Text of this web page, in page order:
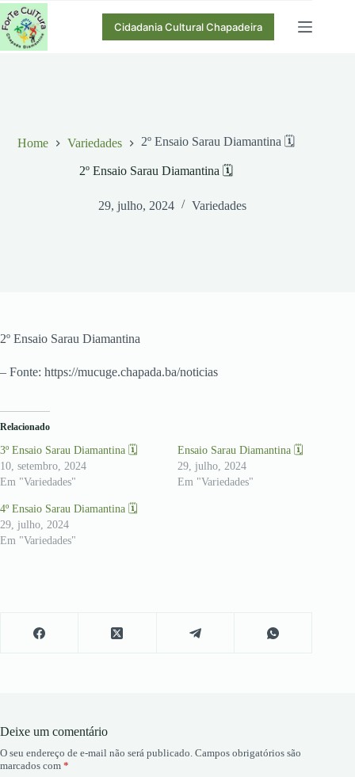
Pular
para
o
conteúdo
Cidadania Cultural Chapadeira
Home Variedades 2º Ensaio Sarau Diamantina 🗓
2º Ensaio Sarau Diamantina 🗓
29, julho, 2024 Variedades
2º Ensaio Sarau Diamantina
– Fonte: https://mucuge.chapada.ba/noticias
Relacionado
3º Ensaio Sarau Diamantina 🗓
10, setembro, 2024
Em "Variedades"
Ensaio Sarau Diamantina 🗓
29, julho, 2024
Em "Variedades"
4º Ensaio Sarau Diamantina 🗓
29, julho, 2024
Em "Variedades"
Deixe um comentário
O seu endereço de e-mail não será publicado. Campos obrigatórios são
marcados com *